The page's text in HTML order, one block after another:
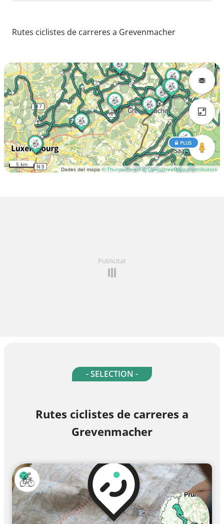
Rutes ciclistes de carreres a Grevenmacher
Dades del mapa© Thunderforest © OpenStreetMap contributors
PLUS
5 km
Publicitat
- SELECTION -
Rutes ciclistes de carreres a
Grevenmacher